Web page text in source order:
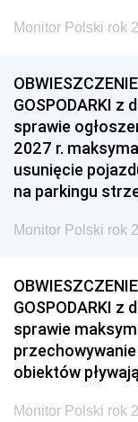
Monitor Polski rok
GOSPODARKI z
sprawie
2027 r.
usunięcie
na parkingu
Monitor Polski rok
GOSPODARKI z
sprawie
obiektów
Monitor Polski rok